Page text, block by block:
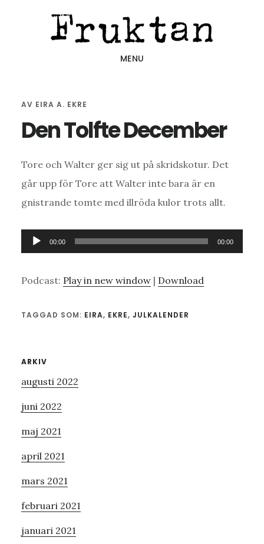
MENU
AV EIRA A. EKRE
Den Tolfte December
Tore och Walter ger sig ut på skridskotur. Det
går upp för Tore att Walter inte bara är en
gnistrande tomte med illröda kulor trots allt.
Ljudspelare
00:00 00:00
Podcast: Play in new window| Download
TAGGAD SOM: EIRA, EKRE, JULKALENDER
Primärt
sidofält
ARKIV
augusti 2022
juni 2022
maj 2021
april 2021
mars 2021
februari 2021
januari 2021